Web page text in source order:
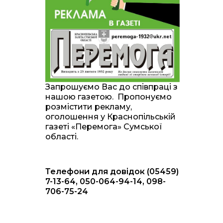
20:00
28 лип
Житлові сертифікати,
підготовка до зими та
підтримка ВПО: підсумки
засідання виконкому
Краснопільської
селищної ради
10:36
28 лип
Валентина Масалітіна:
«Нас тримає віра в
Перемогу і повернення
додому»
10:31
28 лип
Знову біль… Знову
втрата… На щиті
16:57
24 лип
Обмежено придатний,
але безмежно
вмотивований: Як
колишній лісівник став
Запрошуємо Вас до співпраці з
нашою газетою. Пропонуємо
розмістити рекламу,
оголошення у Краснопільській
газеті «Перемога» Сумської
області.
Телефони для довідок (05459)
7-13-64, 050-064-94-14, 098-
706-75-24